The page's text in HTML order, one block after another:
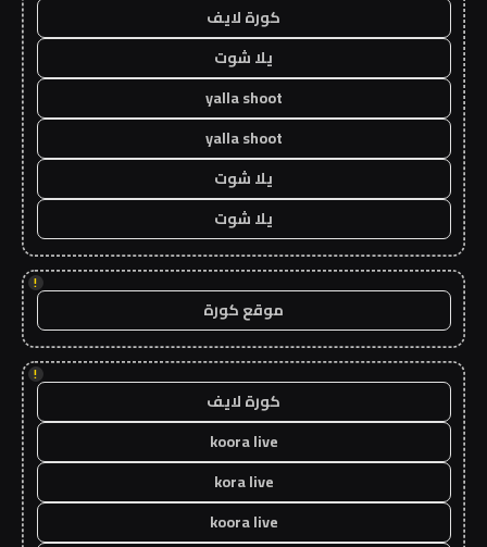
كورة لايف
يلا شوت
yalla shoot
yalla shoot
يلا شوت
يلا شوت
!
موقع كورة
!
كورة لايف
koora live
kora live
koora live